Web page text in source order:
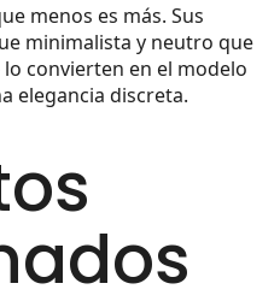
menos es más. Sus
minimalista y neutro que
convierten en el modelo
elegancia discreta.